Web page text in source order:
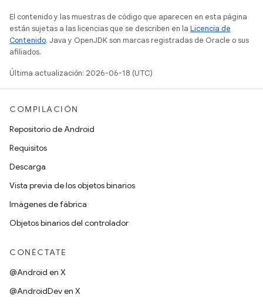
El contenido y las muestras de código que aparecen en esta página
están sujetas a las licencias que se describen en la Licencia de
Contenido. Java y OpenJDK son marcas registradas de Oracle o sus
afiliados.
Última actualización: 2026-06-18 (UTC)
COMPILACIÓN
Repositorio de Android
Requisitos
Descarga
Vista previa de los objetos binarios
Imágenes de fábrica
Objetos binarios del controlador
CONÉCTATE
@Android en X
@AndroidDev en X